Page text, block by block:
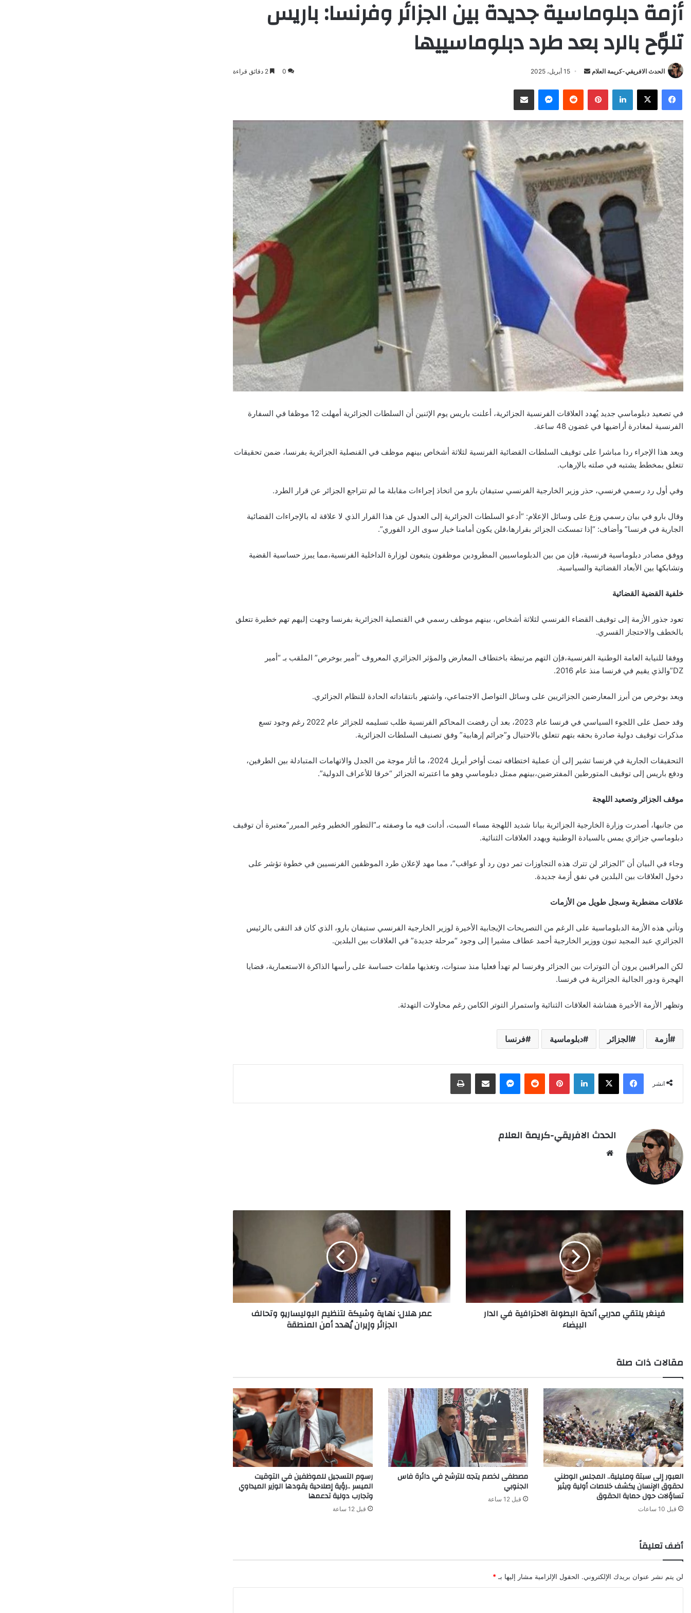
أزمة دبلوماسية جديدة بين الجزائر وفرنسا: باريس
تلوّح بالرد بعد طرد دبلوماسييها
الحدث الافريقي-كريمة العلام
Send
email
15 أبريل، 2025 0
Facebook
X
LinkedIn
Pinterest
Reddit
Messengerانشر عبر البريد الإلكتروني
في تصعيد دبلوماسي جديد يُهدد العلاقات الفرنسية الجزائرية، أعلنت باريس يوم الإثنين أن السلطات الجزائرية أمهلت 12 موظفا في السفارة
الفرنسية لمغادرة أراضيها في غضون 48 ساعة.
ويعد هذا الإجراء ردا مباشرا على توقيف السلطات القضائية الفرنسية لثلاثة أشخاص بينهم موظف في القنصلية الجزائرية بفرنسا، ضمن تحقيقات
تتعلق بمخطط يشتبه في صلته بالإرهاب.
وفي أول رد رسمي فرنسي، حذر وزير الخارجية الفرنسي ستيفان بارو من اتخاذ إجراءات مقابلة ما لم تتراجع الجزائر عن قرار الطرد.
وقال بارو في بيان رسمي وزع على وسائل الإعلام: “أدعو السلطات الجزائرية إلى العدول عن هذا القرار الذي لا علاقة له بالإجراءات القضائية
الجارية في فرنسا” وأضاف: “إذا تمسكت الجزائر بقرارها،فلن يكون أمامنا خيار سوى الرد الفوري”.
ووفق مصادر دبلوماسية فرنسية، فإن من بين الدبلوماسيين المطرودين موظفون يتبعون لوزارة الداخلية الفرنسية،مما يبرز حساسية القضية
وتشابكها بين الأبعاد القضائية والسياسية.
خلفية القضية القضائية
تعود جذور الأزمة إلى توقيف القضاء الفرنسي لثلاثة أشخاص، بينهم موظف رسمي في القنصلية الجزائرية بفرنسا وجهت إليهم تهم خطيرة تتعلق
بالخطف والاحتجاز القسري.
ووفقا للنيابة العامة الوطنية الفرنسية،فإن التهم مرتبطة باختطاف المعارض والمؤثر الجزائري المعروف “أمير بوخرص” الملقب بـ “أمير
DZ”والذي يقيم في فرنسا منذ عام 2016.
ويعد بوخرص من أبرز المعارضين الجزائريين على وسائل التواصل الاجتماعي، واشتهر بانتقاداته الحادة للنظام الجزائري.
وقد حصل على اللجوء السياسي في فرنسا عام 2023، بعد أن رفضت المحاكم الفرنسية طلب تسليمه للجزائر عام 2022 رغم وجود تسع
مذكرات توقيف دولية صادرة بحقه بتهم تتعلق بالاحتيال و”جرائم إرهابية” وفق تصنيف السلطات الجزائرية.
التحقيقات الجارية في فرنسا تشير إلى أن عملية اختطافه تمت أواخر أبريل 2024، ما أثار موجة من الجدل والاتهامات المتبادلة بين الطرفين،
ودفع باريس إلى توقيف المتورطين المفترضين،بينهم ممثل دبلوماسي وهو ما اعتبرته الجزائر “خرقا للأعراف الدولية”.
موقف الجزائر وتصعيد اللهجة
من جانبها، أصدرت وزارة الخارجية الجزائرية بيانا شديد اللهجة مساء السبت، أدانت فيه ما وصفته بـ”التطور الخطير وغير المبرر”معتبرة أن توقيف
دبلوماسي جزائري يمس بالسيادة الوطنية ويهدد العلاقات الثنائية.
وجاء في البيان أن “الجزائر لن تترك هذه التجاوزات تمر دون رد أو عواقب”، مما مهد لإعلان طرد الموظفين الفرنسيين في خطوة تؤشر على
دخول العلاقات بين البلدين في نفق أزمة جديدة.
علاقات مضطربة وسجل طويل من الأزمات
وتأتي هذه الأزمة الدبلوماسية على الرغم من التصريحات الإيجابية الأخيرة لوزير الخارجية الفرنسي ستيفان بارو، الذي كان قد التقى بالرئيس
الجزائري عبد المجيد تبون ووزير الخارجية أحمد عطاف مشيرا إلى وجود “مرحلة جديدة” في العلاقات بين البلدين.
لكن المراقبين يرون أن التوترات بين الجزائر وفرنسا لم تهدأ فعليا منذ سنوات، وتغذيها ملفات حساسة على رأسها الذاكرة الاستعمارية، قضايا
الهجرة ودور الجالية الجزائرية في فرنسا.
وتظهر الأزمة الأخيرة هشاشة العلاقات الثنائية واستمرار التوتر الكامن رغم محاولات التهدئة.
أزمة الجزائر دبلوماسية فرنسا
انشر
Facebook
X
LinkedIn
Pinterest
Reddit
Messengerانشر عبر البريد الإلكترونياطبع
الحدث الافريقي-كريمة العلام
مدربي
أندية
البطولة
في
الدار
البيضاء
فينغر يلتقي مدربي أندية البطولة الاحترافية في الدار
البيضاء
الجزائر
وإيران
عمر هلال: نهاية وشيكة لتنظيم البوليساريو وتحالف
الجزائر وإيران يُهدد أمن المنطقة
مقالات ذات صلة
العبور إلى سبتة ومليلية.. المجلس الوطني
لحقوق الإنسان يكشف خلاصات أولية ويثير
تساؤلات حول حماية الحقوق
قبل 10 ساعات
مصطفى لخصم يتجه للترشح في دائرة فاس
الجنوبي
قبل 12 ساعة
رسوم التسجيل للموظفين في التوقيت
الميسر ..رؤية إصلاحية يقودها الوزير الميداوي
وتجارب دولية تدعمها
قبل 12 ساعة
أضف تعليقاً
لن يتم نشر عنوان بريدك الإلكتروني. الحقول الإلزامية مشار إليها بـ*